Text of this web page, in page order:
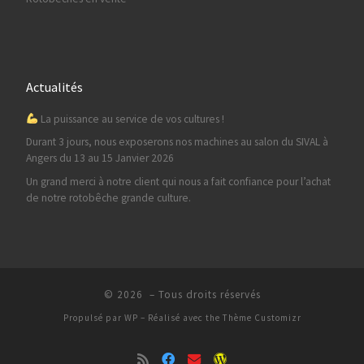
Actualités
La puissance au service de vos cultures !
Durant 3 jours, nous exposerons nos machines au salon du SIVAL à
Angers du 13 au 15 Janvier 2026
Un grand merci à notre client qui nous a fait confiance pour l’achat
de notre rotobêche grande culture.
© 2026 – Tous droits réservés
Propulsé par WP – Réalisé avec the Thème Customizr